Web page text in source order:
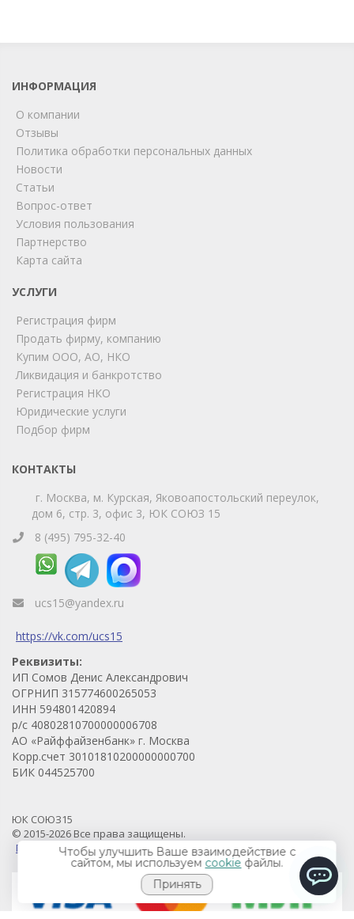
ИНФОРМАЦИЯ
О компании
Отзывы
Политика обработки персональных данных
Новости
Статьи
Вопрос-ответ
Условия пользования
Партнерство
Карта сайта
УСЛУГИ
Регистрация фирм
Продать фирму, компанию
Купим ООО, АО, НКО
Ликвидация и банкротство
Регистрация НКО
Юридические услуги
Подбор фирм
КОНТАКТЫ
г. Москва, м. Курская, Яковоапостольский переулок,
дом 6, стр. 3, офис 3, ЮК СОЮЗ 15
8 (495) 795-32-40
ucs15@yandex.ru
https://vk.com/ucs15
Реквизиты:
ИП Сомов Денис Александрович
ОГРНИП 315774600265053
ИНН 594801420894
р/с 40802810700000006708
АО «Райффайзенбанк» г. Москва
Корр.счет 30101810200000000700
БИК 044525700
ЮК СОЮЗ15
© 2015-2026 Все права защищены.
Продвижение проекта - Prodvigaem.pro
Чтобы улучшить Ваше взаимодействие с
сайтом, мы используем cookie файлы.
Принять
online
Позвоните нам или свяжитесь с нами через любой
удобный мессенджер!
Telegram
Телефон
ChatApp